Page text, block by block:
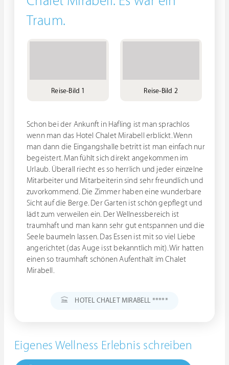
Traum.
Reise-Bild 1 Reise-Bild 2
Schon bei der Ankunft in Hafling ist man sprachlos
wenn man das Hotel Chalet Mirabell erblickt. Wenn
man dann die Eingangshalle betritt ist man einfach nur
begeistert. Man fühlt sich direkt angekommen im
Urlaub. Überall riecht es so herrlich und jeder einzelne
Mitarbeiter und Mitarbeiterin sind sehr freundlich und
zuvorkommend. Die Zimmer haben eine wunderbare
Sicht auf die Berge. Der Garten ist schön gepflegt und
lädt zum verweilen ein. Der Wellnessbereich ist
traumhaft und man kann sehr gut entspannen und die
Seele baumeln lassen. Das Essen ist mit so viel Liebe
angerichtet (das Auge isst bekanntlich mit). Wir hatten
einen so traumhaft schönen Aufenthalt im Chalet
Mirabell.
HOTEL CHALET MIRABELL *****
Eigenes Wellness Erlebnis schreiben